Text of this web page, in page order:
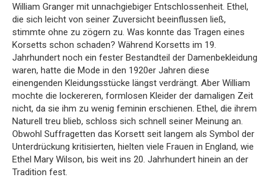
William Granger mit unnachgiebiger Entschlossenheit. Ethel,
die sich leicht von seiner Zuversicht beeinflussen ließ,
stimmte ohne zu zögern zu. Was konnte das Tragen eines
Korsetts schon schaden? Während Korsetts im 19.
Jahrhundert noch ein fester Bestandteil der Damenbekleidung
waren, hatte die Mode in den 1920er Jahren diese
einengenden Kleidungsstücke längst verdrängt. Aber William
mochte die lockereren, formlosen Kleider der damaligen Zeit
nicht, da sie ihm zu wenig feminin erschienen. Ethel, die ihrem
Naturell treu blieb, schloss sich schnell seiner Meinung an.
Obwohl Suffragetten das Korsett seit langem als Symbol der
Unterdrückung kritisierten, hielten viele Frauen in England, wie
Ethel Mary Wilson, bis weit ins 20. Jahrhundert hinein an der
Tradition fest.